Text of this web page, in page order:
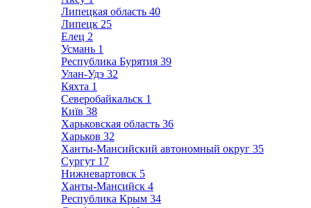
Липецкая область 40
Липецк 25
Елец 2
Усмань 1
Республика Бурятия 39
Улан-Удэ 32
Кяхта 1
Северобайкальск 1
Київ 38
Харьковская область 36
Харьков 32
Ханты-Мансийский автономный округ 35
Сургут 17
Нижневартовск 5
Ханты-Мансийск 4
Республика Крым 34